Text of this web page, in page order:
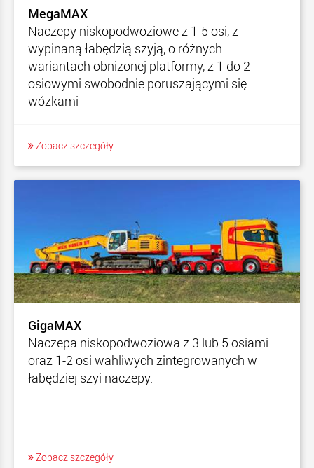
MegaMAX
Naczepy niskopodwoziowe z 1-5 osi, z
wypinaną łabędzią szyją, o różnych
wariantach obniżonej platformy, z 1 do 2-
osiowymi swobodnie poruszającymi się
wózkami
Zobacz szczegóły
GigaMAX
Naczepa niskopodwoziowa z 3 lub 5 osiami
oraz 1-2 osi wahliwych zintegrowanych w
łabędziej szyi naczepy.
Zobacz szczegóły